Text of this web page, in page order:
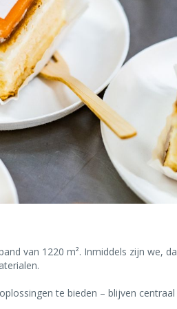
van 1220 m². Inmiddels zijn we,
te bieden – blijven